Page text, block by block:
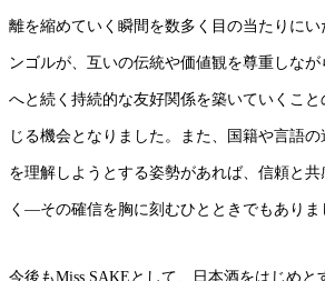
離を縮めていく瞬間を数多く目の当たりに
ンゴルが、互いの伝統や価値観を尊重しな
へと続く持続的な友好関係を築いていくこ
じる機会となりました。また、国籍や言語
を理解しようとする姿勢があれば、信頼と
く―その確信を胸に刻むひとときでもありま
今後もMiss SAKEとして、日本酒をはじめと